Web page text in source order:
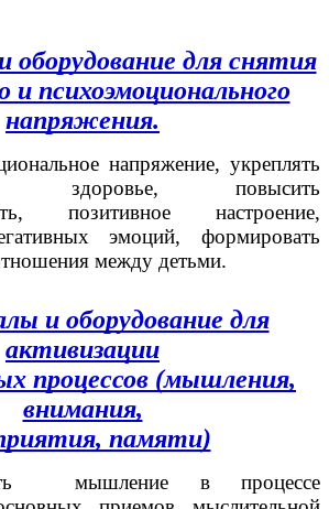
для снятия
психоэмоционального
напряжения.
напряжение, укреплять
здоровье, повысить
позитивное настроение,
эмоций, формировать
между детьми.
и оборудование для
активизации
процессов (мышления,
внимания,
памяти)
мышление в процессе